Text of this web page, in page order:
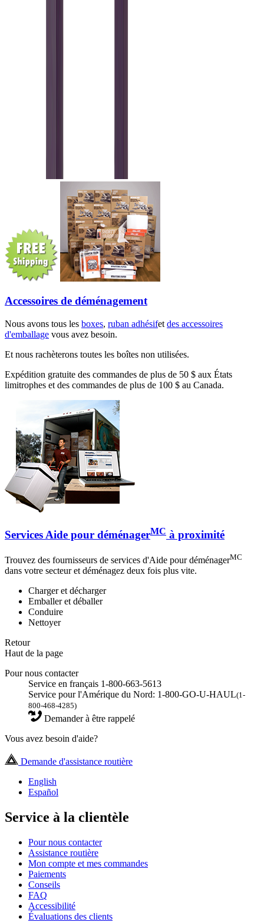
Accessoires de déménagement
Nous avons tous les boxes, ruban adhésifet des accessoires
d'emballage vous avez besoin.
Et nous rachèterons toutes les boîtes non utilisées.
Expédition gratuite des commandes de plus de 50 $ aux États
limitrophes et des commandes de plus de 100 $ au Canada.
Services Aide pour déménagerMC à proximité
Trouvez des fournisseurs de services d'Aide pour déménagerMC
dans votre secteur et déménagez deux fois plus vite.
Charger et décharger
Emballer et déballer
Conduire
Nettoyer
Retour
Haut de la page
Pour nous contacter
Service en français 1-800-663-5613
Service pour l'Amérique du Nord: 1-800-GO-U-HAUL(1-
800-468-4285)
Demander à être rappelé
Vous avez besoin d'aide?
Demande d'assistance routière
English
Español
Service à la clientèle
Pour nous contacter
Assistance routière
Mon compte et mes commandes
Paiements
Conseils
FAQ
Accessibilité
Évaluations des clients